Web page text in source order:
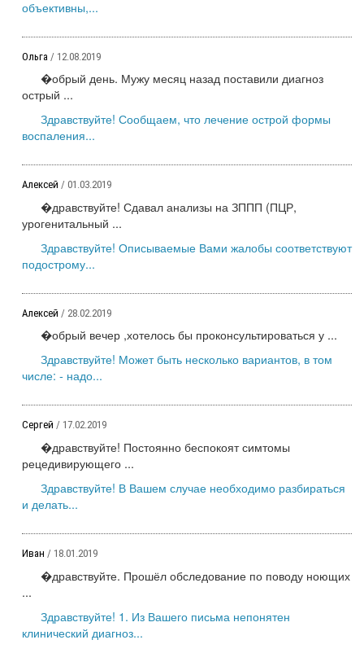
объективны,...
Ольга / 12.08.2019
�обрый день. Мужу месяц назад поставили диагноз
острый ...
Здравствуйте! Сообщаем, что лечение острой формы
воспаления...
Алексей / 01.03.2019
�дравствуйте! Сдавал анализы на ЗППП (ПЦР,
урогенитальный ...
Здравствуйте! Описываемые Вами жалобы соответствуют
подострому...
Алексей / 28.02.2019
�обрый вечер ,хотелось бы проконсультироваться у ...
Здравствуйте! Может быть несколько вариантов, в том
числе: - надо...
Сергей / 17.02.2019
�дравствуйте! Постоянно беспокоят симтомы
рецедивирующего ...
Здравствуйте! В Вашем случае необходимо разбираться
и делать...
Иван / 18.01.2019
�дравствуйте. Прошёл обследование по поводу ноющих
...
Здравствуйте! 1. Из Вашего письма непонятен
клинический диагноз...